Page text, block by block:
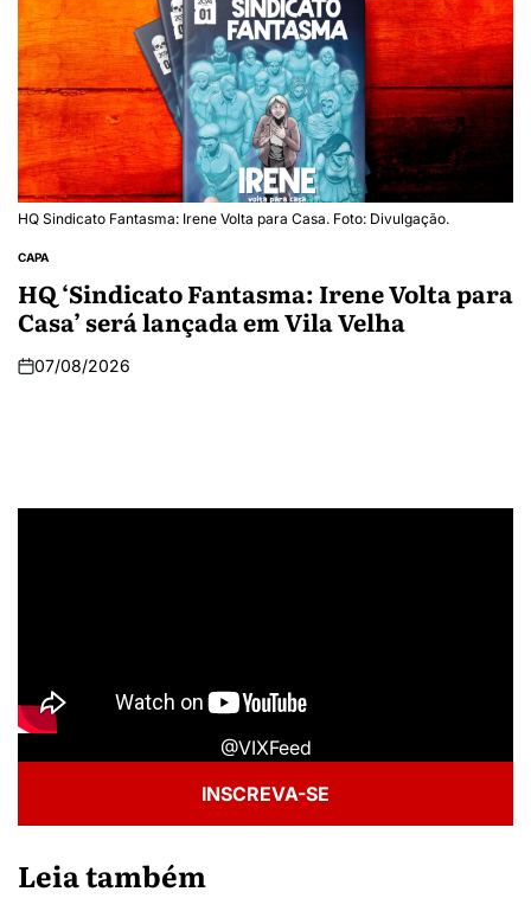
HQ Sindicato Fantasma: Irene Volta para Casa. Foto: Divulgação.
CAPA
HQ ‘Sindicato Fantasma: Irene Volta para
Casa’ será lançada em Vila Velha
07/08/2026
@VIXFeed
INSCREVA-SE
Leia também